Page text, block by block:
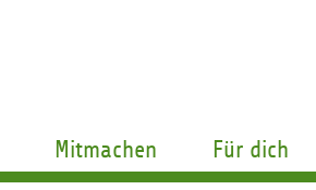
Mitmachen Für dich